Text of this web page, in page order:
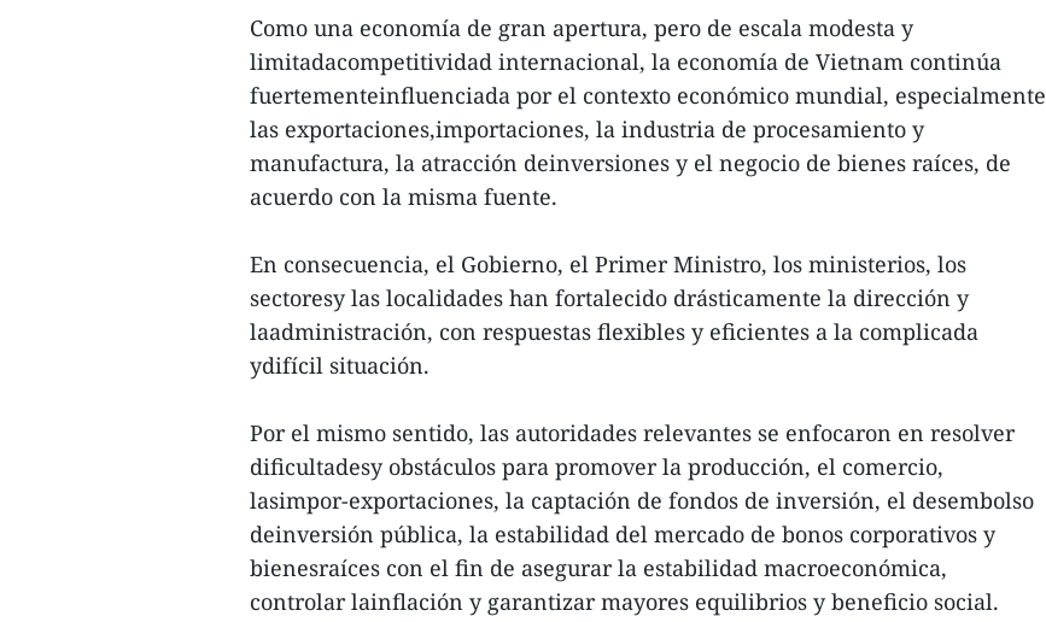
Como una economía de gran apertura, pero de escala modesta y
limitadacompetitividad internacional, la economía de Vietnam continúa
fuertementeinfluenciada por el contexto económico mundial, especialmente
las exportaciones,importaciones, la industria de procesamiento y
manufactura, la atracción deinversiones y el negocio de bienes raíces, de
acuerdo con la misma fuente.
En consecuencia, el Gobierno, el Primer Ministro, los ministerios, los
sectoresy las localidades han fortalecido drásticamente la dirección y
laadministración, con respuestas flexibles y eficientes a la complicada
ydifícil situación.
Por el mismo sentido, las autoridades relevantes se enfocaron en resolver
dificultadesy obstáculos para promover la producción, el comercio,
lasimpor-exportaciones, la captación de fondos de inversión, el desembolso
deinversión pública, la estabilidad del mercado de bonos corporativos y
bienesraíces con el fin de asegurar la estabilidad macroeconómica,
controlar lainflación y garantizar mayores equilibrios y beneficio social.